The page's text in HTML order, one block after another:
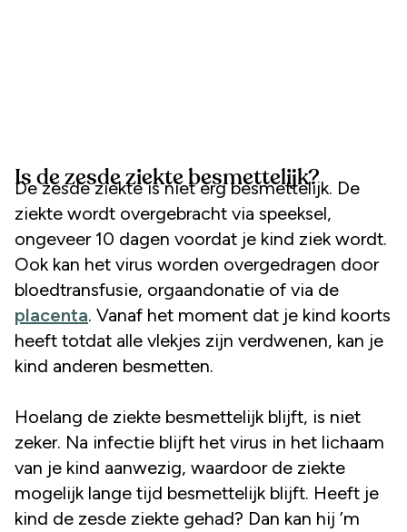
Is de zesde ziekte besmettelijk?
De zesde ziekte is niet erg besmettelijk. De
ziekte wordt overgebracht via speeksel,
ongeveer 10 dagen voordat je kind ziek wordt.
Ook kan het virus worden overgedragen door
bloedtransfusie, orgaandonatie of via de
placenta. Vanaf het moment dat je kind koorts
heeft totdat alle vlekjes zijn verdwenen, kan je
kind anderen besmetten.
Hoelang de ziekte besmettelijk blijft, is niet
zeker. Na infectie blijft het virus in het lichaam
van je kind aanwezig, waardoor de ziekte
mogelijk lange tijd besmettelijk blijft. Heeft je
kind de zesde ziekte gehad? Dan kan hij ’m